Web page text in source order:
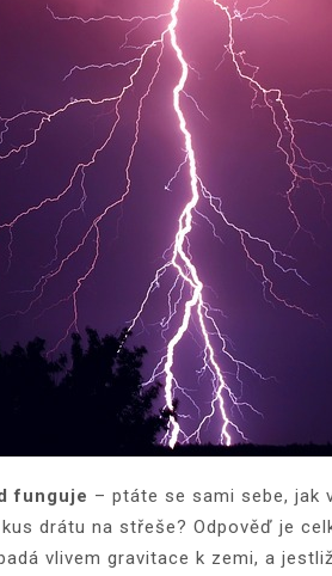
funguje – ptáte se sami sebe, jak
drátu na střeše? Odpověď je
vlivem gravitace k zemi, a